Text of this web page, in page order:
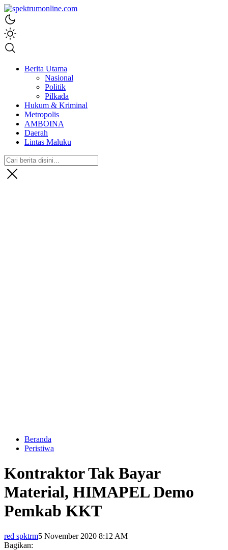
spektrumonline.com
Berita Utama
Nasional
Politik
Pilkada
Hukum & Kriminal
Metropolis
AMBOINA
Daerah
Lintas Maluku
Beranda
Peristiwa
Kontraktor Tak Bayar
Material, HIMAPEL Demo
Pemkab KKT
red spktrm5 November 2020 8:12 AM
Bagikan: